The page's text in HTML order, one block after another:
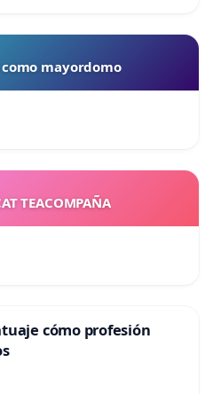
mayordomo
TEACOMPAÑA
cómo profesión